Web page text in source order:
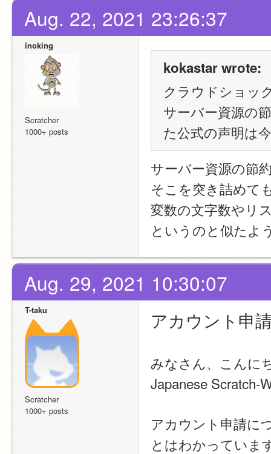
Aug. 22, 2021 23:26:37
inoking
Scratcher
1000+ posts
kokastar wrote:
クラウドショッ
サーバー資源の
た公式の声明は
サーバー資源の節
そこを突き詰めて
変数の文字数やリ
というのと似たよ
Aug. 29, 2021 10:30:07
T-taku
Scratcher
1000+ posts
アカウント申
みなさん、こんに
Japanese Scratch-
アカウント申請に
とはわかっていま